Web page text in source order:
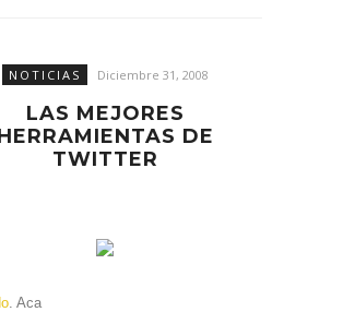
NOTICIAS Diciembre 31, 2008
LAS MEJORES
DE
TWITTER
. Aca